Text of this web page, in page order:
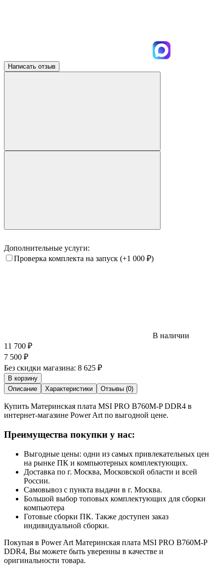
Написать отзыв
Дополнительные услуги:
Проверка комплекта на запуск (+1 000 ₽)
В наличии
11 700 ₽
7 500 ₽
Без скидки магазина: 8 625 ₽
В корзину
Описание
Характеристики Отзывы (0)
Купить Материнская плата MSI PRO B760M-P DDR4 в
интернет-магазине Power Art по выгодной цене.
Преимущества покупки у нас:
Выгодные цены: одни из самых привлекательных цен
на рынке ПК и компьютерных комплектующих.
Доставка по г. Москва, Московской области и всей
России.
Самовывоз с пункта выдачи в г. Москва.
Большой выбор топовых комплектующих для сборки
компьютера
Готовые сборки ПК. Также доступен заказ
индивидуальной сборки.
Покупая в Power Art Материнская плата MSI PRO B760M-P
DDR4, Вы можете быть уверенны в качестве и
оригинальности товара.